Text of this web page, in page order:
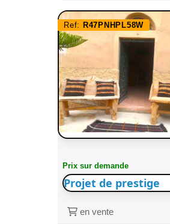
Ref: R47PNHPL58W
Prix sur demande
Projet de prestige
en vente